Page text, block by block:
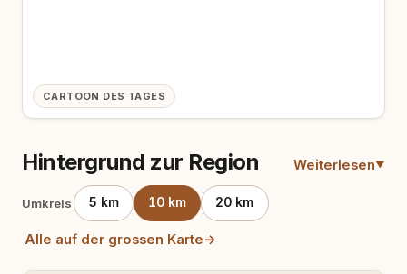
Hintergrund zur Region Weiterlesen
CARTOON DES TAGES
Umkreis 5 km 10 km 20 km
Alle auf der grossen Karte→